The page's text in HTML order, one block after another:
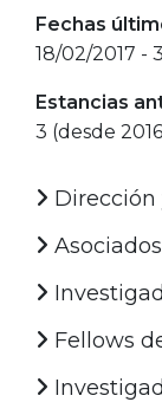
Fechas
18/02/2017 -
Estancias
3 (desde
Dirección
Fellows